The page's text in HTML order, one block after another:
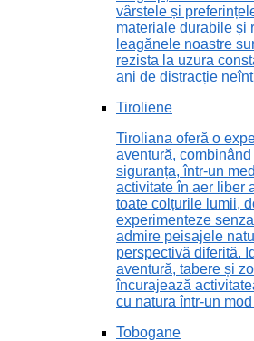
vârstele și
materiale durabile și
leagănele noastre
rezista la uzura
ani de distracție
Tiroliene
Tiroliana oferă o
aventură,
siguranța, într-un
activitate în aer liber
toate colțurile lumii,
experimenteze
admire peisajele
perspectivă diferită.
aventură, tabere și
încurajează
cu natura într-un
Tobogane